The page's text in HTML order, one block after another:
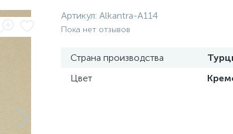
Артикул: Alkantra-A114
Пока нет отзывов
Страна производства
Цвет